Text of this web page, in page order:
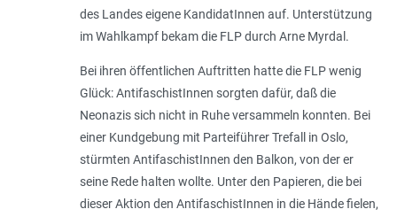
des Landes eigene KandidatInnen auf. Unterstützung
im Wahlkampf bekam die FLP durch Arne Myrdal.
Bei ihren öffentlichen Auftritten hatte die FLP wenig
Glück: AntifaschistInnen sorgten dafür, daß die
Neonazis sich nicht in Ruhe versammeln konnten. Bei
einer Kundgebung mit Parteiführer Trefall in Oslo,
stürmten AntifaschistInnen den Balkon, von der er
seine Rede halten wollte. Unter den Papieren, die bei
dieser Aktion den AntifaschistInnen in die Hände fielen,